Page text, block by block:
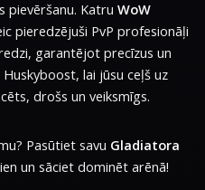
pievēršanu. Katru WoW
pieredzējuši PvP profesionāļi
garantējot precīzus un
lai jūsu ceļš uz
drošs un veiksmīgs.
Pasūtiet savu Gladiatora
un sāciet dominēt arēnā!